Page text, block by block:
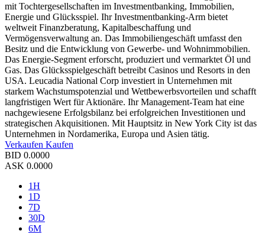
mit Tochtergesellschaften im Investmentbanking, Immobilien,
Energie und Glücksspiel. Ihr Investmentbanking-Arm bietet
weltweit Finanzberatung, Kapitalbeschaffung und
Vermögensverwaltung an. Das Immobiliengeschäft umfasst den
Besitz und die Entwicklung von Gewerbe- und Wohnimmobilien.
Das Energie-Segment erforscht, produziert und vermarktet Öl und
Gas. Das Glücksspielgeschäft betreibt Casinos und Resorts in den
USA. Leucadia National Corp investiert in Unternehmen mit
starkem Wachstumspotenzial und Wettbewerbsvorteilen und schafft
langfristigen Wert für Aktionäre. Ihr Management-Team hat eine
nachgewiesene Erfolgsbilanz bei erfolgreichen Investitionen und
strategischen Akquisitionen. Mit Hauptsitz in New York City ist das
Unternehmen in Nordamerika, Europa und Asien tätig.
Verkaufen Kaufen
BID 0.0000
ASK 0.0000
1H
1D
7D
30D
6M